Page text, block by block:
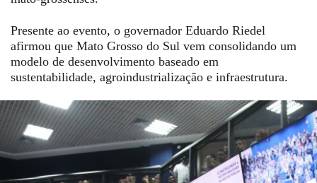
Presente ao evento, o governador Eduardo Riedel
afirmou que Mato Grosso do Sul vem consolidando um
modelo de desenvolvimento baseado em
sustentabilidade, agroindustrialização e infraestrutura.